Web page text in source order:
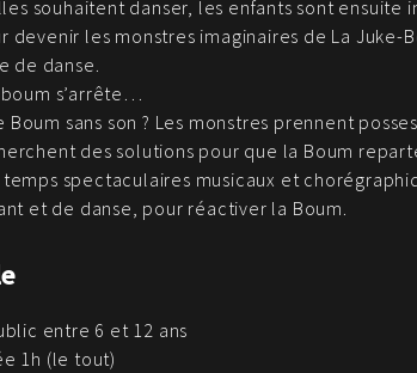
souhaitent danser, les enfants sont ensuite
devenir les monstres imaginaires de La Juke-
de danse.
s’arrête…
Boum sans son ? Les monstres prennent
des solutions pour que la Boum
spectaculaires musicaux et
et de danse, pour réactiver la Boum.
entre 6 et 12 ans
1h (le tout)